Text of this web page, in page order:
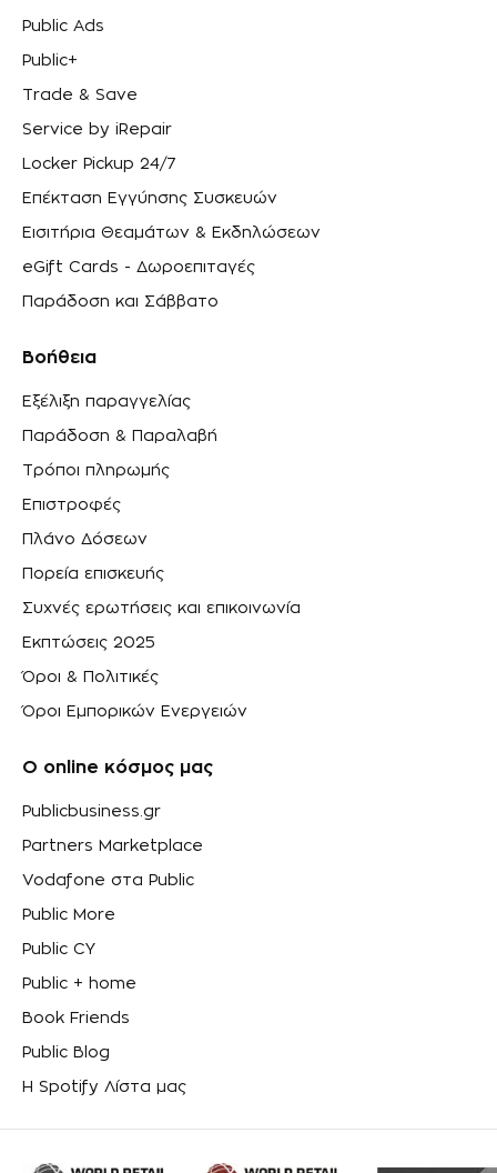
Public Ads
Public+
Trade & Save
Service by iRepair
Locker Pickup 24/7
Επέκταση Εγγύησης Συσκευών
Εισιτήρια Θεαμάτων & Εκδηλώσεων
eGift Cards - Δωροεπιταγές
Παράδοση και Σάββατο
Βοήθεια
Εξέλιξη παραγγελίας
Παράδοση & Παραλαβή
Τρόποι πληρωμής
Επιστροφές
Πλάνο Δόσεων
Πορεία επισκευής
Συχνές ερωτήσεις και επικοινωνία
Εκπτώσεις 2025
Όροι & Πολιτικές
Όροι Εμπορικών Ενεργειών
Ο online κόσμος μας
Publicbusiness.gr
Partners Marketplace
Vodafone στα Public
Public More
Public CY
Public + home
Book Friends
Public Blog
Η Spotify Λίστα μας